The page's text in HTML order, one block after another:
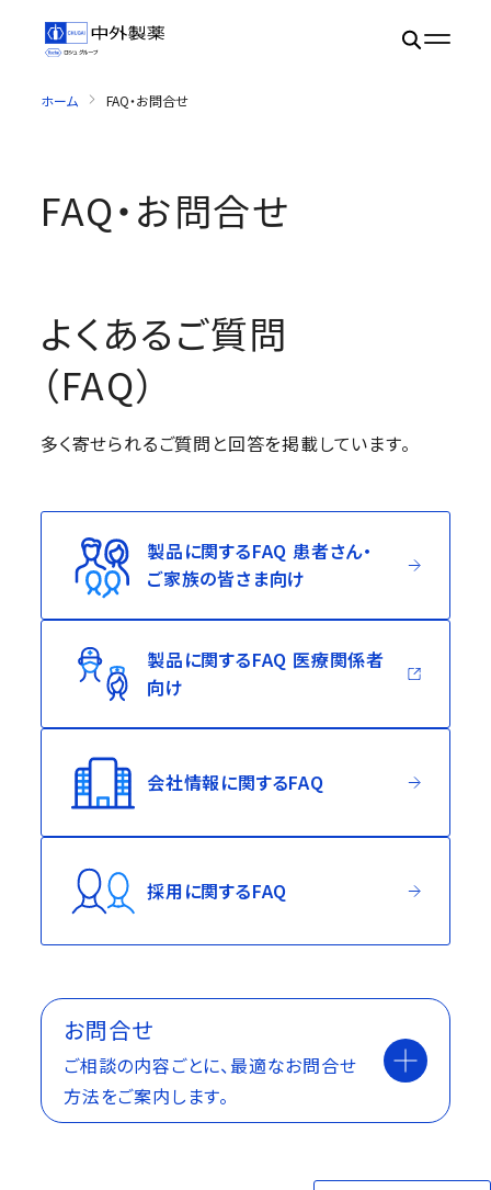
ホーム FAQ・お問合せ
FAQ・お問合せ
よくあるご質問
（FAQ）
多く寄せられるご質問と回答を掲載しています。
製品に関するFAQ 患者さん・
ご家族の皆さま向け
製品に関するFAQ 医療関係者
向け
（別ウィンド
会社情報に関するFAQ
採用に関するFAQ
お問合せ
ご相談の内容ごとに、最適なお問合せ
方法をご案内します。